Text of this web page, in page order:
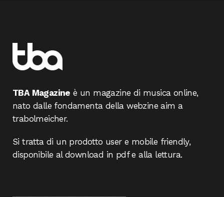
TBA Magazine è un magazine di musica online,
nato dalle fondamenta della webzine aim a
trabolmeicher.
Si tratta di un prodotto user e mobile friendly,
disponibile al download in pdf e alla lettura.